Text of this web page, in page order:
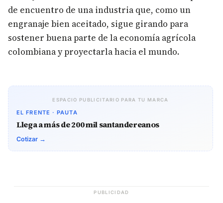
de encuentro de una industria que, como un
engranaje bien aceitado, sigue girando para
sostener buena parte de la economía agrícola
colombiana y proyectarla hacia el mundo.
ESPACIO PUBLICITARIO PARA TU MARCA
EL FRENTE · PAUTA
Llega a más de 200 mil santandereanos
Cotizar →
PUBLICIDAD